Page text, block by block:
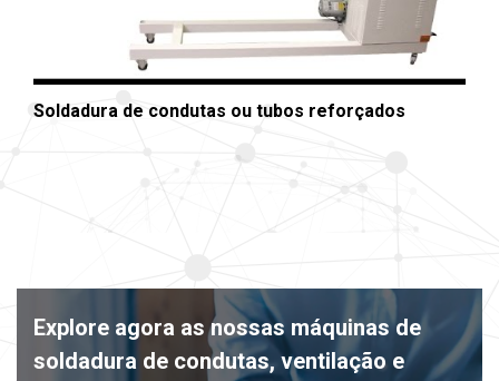
Soldadura de condutas ou tubos reforçados
Explore agora as nossas máquinas de
soldadura de condutas, ventilação e